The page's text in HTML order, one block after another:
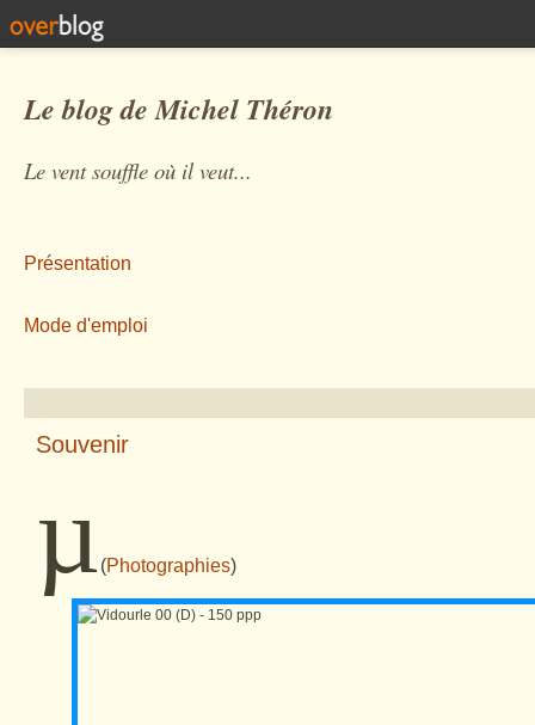
Le blog de Michel Théron
Le vent souffle où il veut...
Présentation
Mode d'emploi
Souvenir
µ (Photographies)